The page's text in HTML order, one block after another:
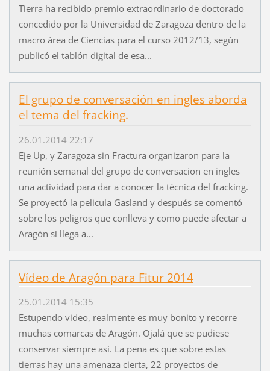
Tierra ha recibido premio extraordinario de doctorado
concedido por la Universidad de Zaragoza dentro de la
macro área de Ciencias para el curso 2012/13, según
publicó el tablón digital de esa...
El grupo de conversación en ingles aborda
el tema del fracking.
26.01.2014 22:17
Eje Up, y Zaragoza sin Fractura organizaron para la
reunión semanal del grupo de conversacion en ingles
una actividad para dar a conocer la técnica del fracking.
Se proyectó la pelicula Gasland y después se comentó
sobre los peligros que conlleva y como puede afectar a
Aragón si llega a...
Vídeo de Aragón para Fitur 2014
25.01.2014 15:35
Estupendo video, realmente es muy bonito y recorre
muchas comarcas de Aragón. Ojalá que se pudiese
conservar siempre así. La pena es que sobre estas
tierras hay una amenaza cierta, 22 proyectos de